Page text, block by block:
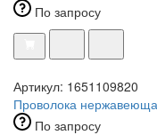
По запросу
Артикул: 1651109820
Проволока
По запросу